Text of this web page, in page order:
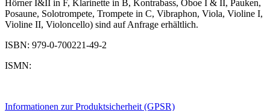
Hörner I&II in F, Klarinette in B, Kontrabass, Oboe I & II, Pauken,
Posaune, Solotrompete, Trompete in C, Vibraphon, Viola, Violine I,
Violine II, Violoncello) sind auf Anfrage erhältlich.
ISBN: 979-0-700221-49-2
ISMN:
Informationen zur Produktsicherheit (GPSR)